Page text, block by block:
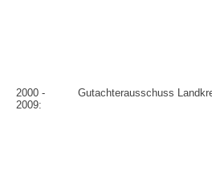
2000 -
2009:
Gutachterausschuss